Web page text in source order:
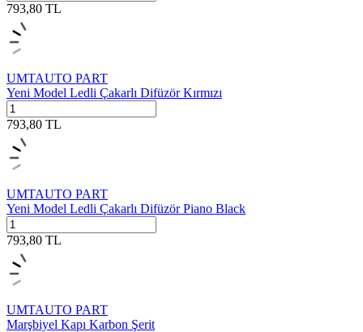
793,80 TL
UMTAUTO PART
Yeni Model Ledli Çakarlı Difüzör Kırmızı
793,80 TL
UMTAUTO PART
Yeni Model Ledli Çakarlı Difüzör Piano Black
793,80 TL
UMTAUTO PART
Marşbiyel Kapı Karbon Şerit